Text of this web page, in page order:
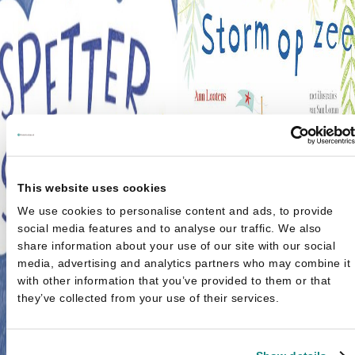
This website uses cookies
We use cookies to personalise content and ads, to provide
social media features and to analyse our traffic. We also
share information about your use of our site with our social
media, advertising and analytics partners who may combine it
with other information that you’ve provided to them or that
they’ve collected from your use of their services.